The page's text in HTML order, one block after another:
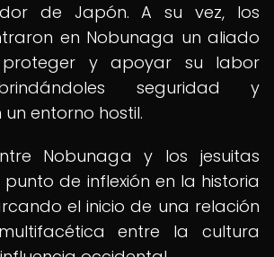
de Japón. A su vez, los
en Nobunaga un aliado
y apoyar su labor
seguridad y
entorno hostil.
Nobunaga y los jesuitas
de inflexión en la historia
el inicio de una relación
entre la cultura